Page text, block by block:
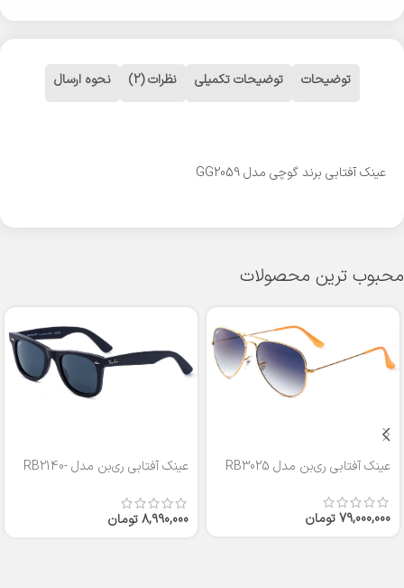
توضیحات توضیحات تکمیلی نظرات (2) نحوه ارسال
عینک آفتابی برند گوچی مدل GG2059
محبوب ترین محصولات
عینک آفتابی ری‌بن مدل RB3025
79,000,000تومان
عینک آفتابی ری‌بن مدل RB2140-
8,990,000تومان